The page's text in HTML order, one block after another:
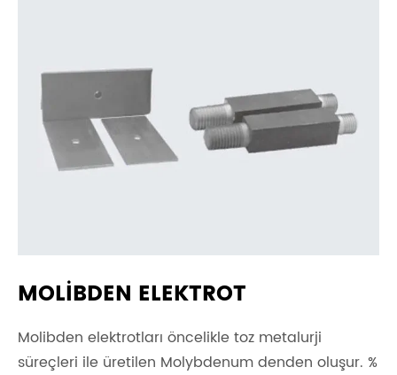
MOLIBDEN ELEKTROT
Molibden elektrotları öncelikle toz metalurji
süreçleri ile üretilen Molybdenum denden oluşur. %